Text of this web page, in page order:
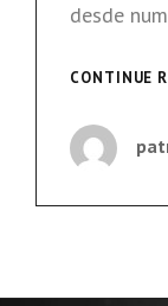
desde
CONTINUE